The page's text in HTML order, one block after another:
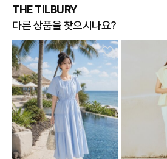
THE TILBURY
다른 상품을 찾으시나요?